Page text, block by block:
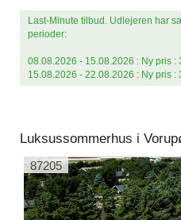
Last-Minute tilbud. Udlejeren har
perioder:
08.08.2026 - 15.08.2026 : Ny pris :
15.08.2026 - 22.08.2026 : Ny pris :
Luksussommerhus i
87205